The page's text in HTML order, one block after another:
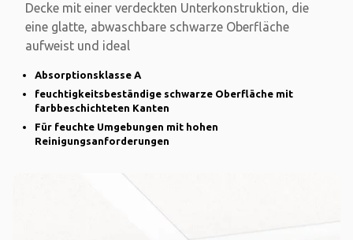
Decke mit einer verdeckten Unterkonstruktion, die
eine glatte, abwaschbare schwarze Oberfläche
aufweist und ideal
Absorptionsklasse A
feuchtigkeitsbeständige schwarze Oberfläche mit
farbbeschichteten Kanten
Für feuchte Umgebungen mit hohen
Reinigungsanforderungen